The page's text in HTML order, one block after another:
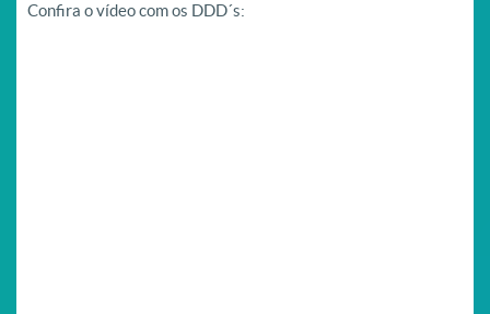
Confira o vídeo com os DDD´s: